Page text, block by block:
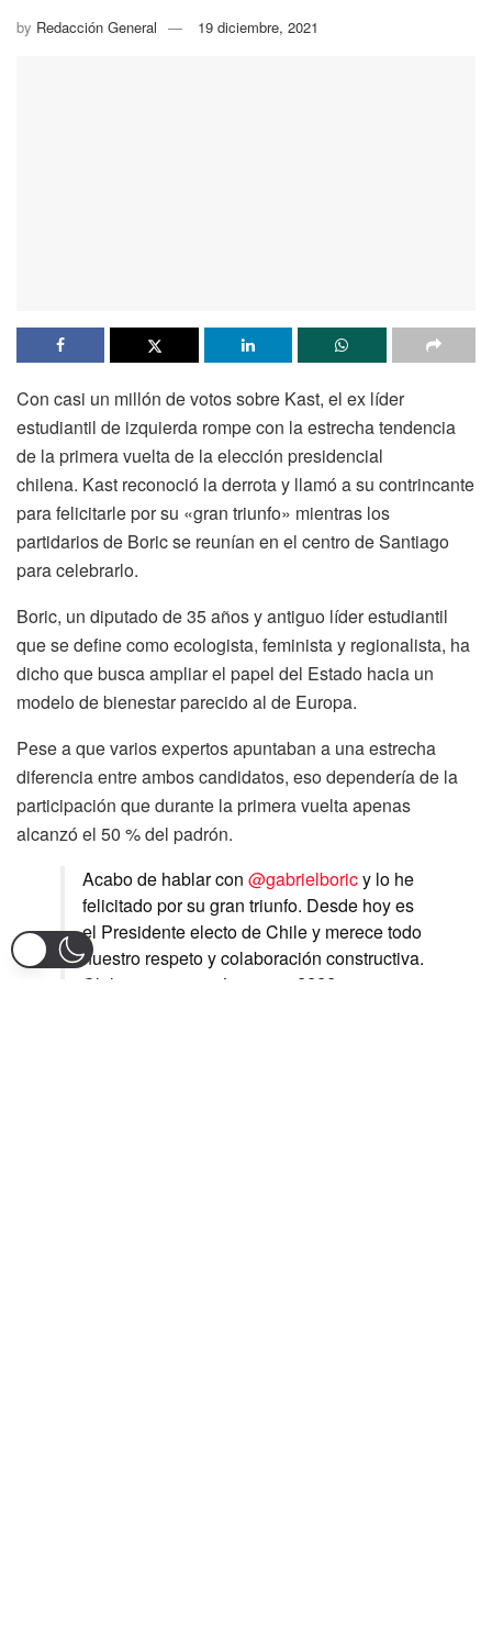
by Redacción General 19 diciembre, 2021
Con casi un millón de votos sobre Kast, el ex líder
estudiantil de izquierda rompe con la estrecha tendencia
de la primera vuelta de la elección presidencial
chilena. Kast reconoció la derrota y llamó a su contrincante
para felicitarle por su «gran triunfo» mientras los
partidarios de Boric se reunían en el centro de Santiago
para celebrarlo.
Boric, un diputado de 35 años y antiguo líder estudiantil
que se define como ecologista, feminista y regionalista, ha
dicho que busca ampliar el papel del Estado hacia un
modelo de bienestar parecido al de Europa.
Pese a que varios expertos apuntaban a una estrecha
diferencia entre ambos candidatos, eso dependería de la
participación que durante la primera vuelta apenas
alcanzó el 50 % del padrón.
Acabo de hablar con @gabrielboricy lo he
felicitado por su gran triunfo. Desde hoy es
el Presidente electo de Chile y merece todo
nuestro respeto y colaboración constructiva.
Chile siempre está primero ????